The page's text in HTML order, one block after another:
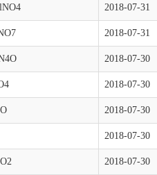
2018-07-31
2018-07-31
2018-07-30
2018-07-30
2018-07-30
2018-07-30
2018-07-30